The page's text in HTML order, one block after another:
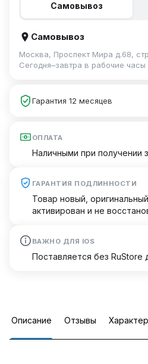
Самовывоз
Самовывоз
Москва, Проспект Мира д.68,
Сегодня–завтра в рабочие часы
Гарантия 12 месяцев
ОПЛАТА
Наличными при получении
ГАРАНТИЯ ПОДЛИННОСТИ
Товар новый,
активирован и не
ВАЖНО ДЛЯ IOS
Поставляется без RuStore
Описание Отзывы